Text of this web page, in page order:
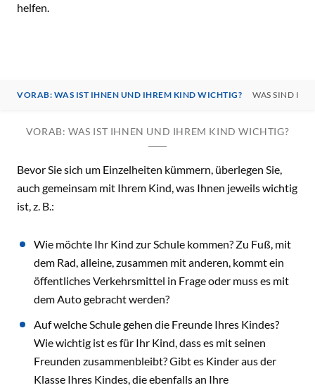
helfen.
VORAB: WAS IST IHNEN UND IHREM KIND WICHTIG? WAS SIND
VORAB: WAS IST IHNEN UND IHREM KIND WICHTIG?
Bevor Sie sich um Einzelheiten kümmern, überlegen Sie,
auch gemeinsam mit Ihrem Kind, was Ihnen jeweils wichtig
ist, z. B.:
Wie möchte Ihr Kind zur Schule kommen? Zu Fuß, mit
dem Rad, alleine, zusammen mit anderen, kommt ein
öffentliches Verkehrsmittel in Frage oder muss es mit
dem Auto gebracht werden?
Auf welche Schule gehen die Freunde Ihres Kindes?
Wie wichtig ist es für Ihr Kind, dass es mit seinen
Freunden zusammenbleibt? Gibt es Kinder aus der
Klasse Ihres Kindes, die ebenfalls an Ihre